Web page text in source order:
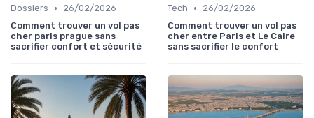
Dossiers •
26/02/2026
Comment trouver un vol pas
cher paris prague sans
sacrifier confort et sécurité
Tech •
26/02/2026
Comment trouver un vol pas
cher entre Paris et Le Caire
sans sacrifier le confort